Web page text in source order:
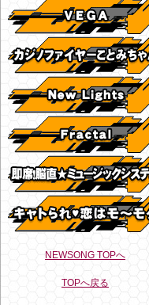
NEWSONG TOPへ
TOPへ戻る